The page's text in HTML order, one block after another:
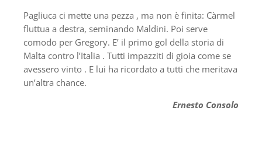
Pagliuca ci mette una pezza , ma non è finita: Càrmel
fluttua a destra, seminando Maldini. Poi serve
comodo per Gregory. E’ il primo gol della storia di
Malta contro l’Italia . Tutti impazziti di gioia come se
avessero vinto . E lui ha ricordato a tutti che meritava
un’altra chance.
Ernesto Consolo